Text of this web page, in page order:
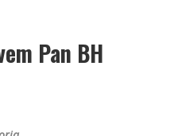
PROJETA CULTURA ABRE INSCRIÇÕES GRATUITAS EM SÃO JOÃO DEL-REI PARA OFICINAS DE ELABORAÇÃO DE PROJETOS CULTURAIS E INTELIGÊNCIA ARTIFICIAL
Pan BH